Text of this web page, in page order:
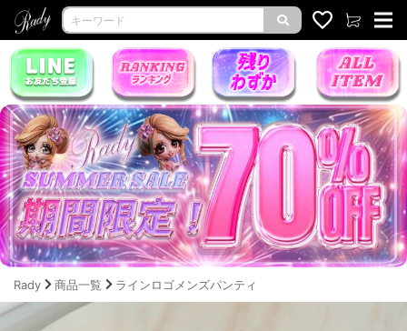
Rady 商品一覧 ラインロゴメンズパンティ